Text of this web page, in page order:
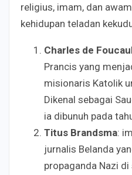
religius, imam, dan
kehidupan teladan
Charles de
Prancis yang
misionaris Katolik
Dikenal sebagai
ia dibunuh pada
Titus Brandsma:
jurnalis Belanda
propaganda Nazi